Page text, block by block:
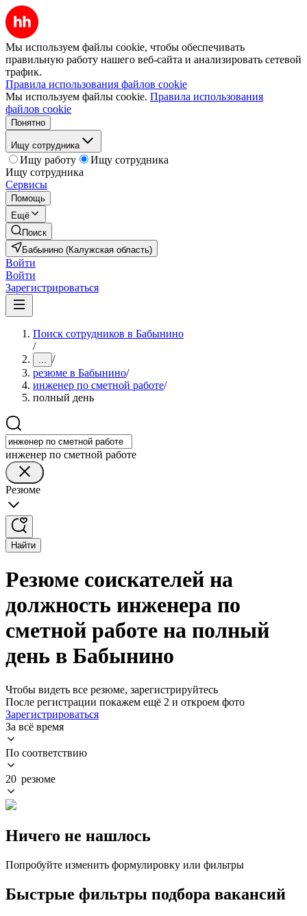
Мы используем файлы cookie, чтобы обеспечивать
правильную работу нашего веб-сайта и анализировать сетевой
трафик.
Правила использования файлов cookie
Мы используем файлы cookie. Правила использования
файлов cookie
Понятно
Ищу сотрудника
Ищу работу
Ищу сотрудника
Ищу сотрудника
Сервисы
Помощь
Ещё
Поиск
Бабынино (Калужская область)
Войти
Войти
Зарегистрироваться
Поиск сотрудников в Бабынино
/
... /
резюме в Бабынино/
инженер по сметной работе/
полный день
инженер по сметной работе
Резюме
Найти
Резюме соискателей на
должность инженера по
сметной работе на полный
день в Бабынино
Чтобы видеть все резюме, зарегистрируйтесь
После регистрации покажем ещё 2 и откроем фото
Зарегистрироваться
За всё время
По соответствию
20 резюме
Ничего не нашлось
Попробуйте изменить формулировку или фильтры
Быстрые фильтры подбора вакансий